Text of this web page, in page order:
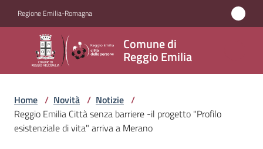
Regione Emilia-Romagna
Comune di
Reggio Emilia
Comune
di
Reggio
Emilia
Home / Novità / Notizie /
Reggio Emilia Città senza barriere -il progetto "Profilo
esistenziale di vita" arriva a Merano